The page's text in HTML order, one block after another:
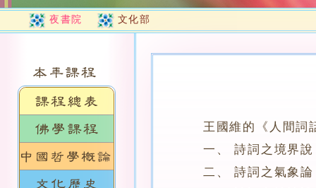
夜書院 文化部
王國維的《人間詞話
一、 詩詞之境界說
二、 詩詞之氣象論